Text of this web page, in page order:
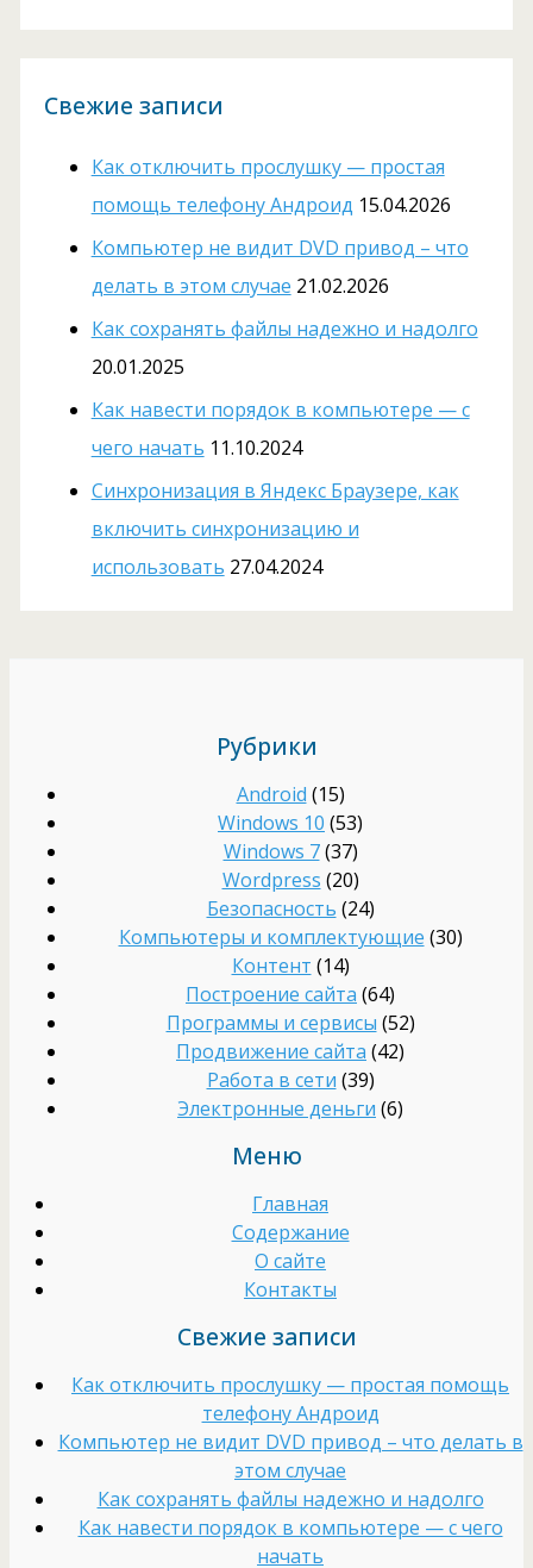
Свежие записи
Как отключить прослушку — простая
помощь телефону Андроид 15.04.2026
Компьютер не видит DVD привод – что
делать в этом случае 21.02.2026
Как сохранять файлы надежно и надолго
20.01.2025
Как навести порядок в компьютере — с
чего начать 11.10.2024
Cинхронизация в Яндекс Браузере, как
включить синхронизацию и
использовать 27.04.2024
Рубрики
Android (15)
Windows 10 (53)
Windows 7(37)
Wordpress (20)
Безопасность (24)
Компьютеры и комплектующие (30)
Контент (14)
Построение сайта (64)
Программы и сервисы (52)
Продвижение сайта (42)
Работа в сети (39)
Электронные деньги (6)
Меню
Главная
Содержание
О сайте
Контакты
Свежие записи
Как отключить прослушку — простая помощь
телефону Андроид
Компьютер не видит DVD привод – что делать в
этом случае
Как сохранять файлы надежно и надолго
Как навести порядок в компьютере — с чего
начать